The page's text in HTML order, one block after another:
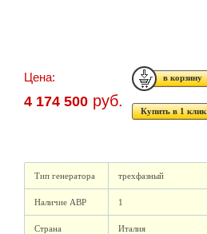
Цена:
4 174 500 руб.
Купить в 1 клик
Тип генератора трехфазный
Наличие АВР 1
Страна Италия